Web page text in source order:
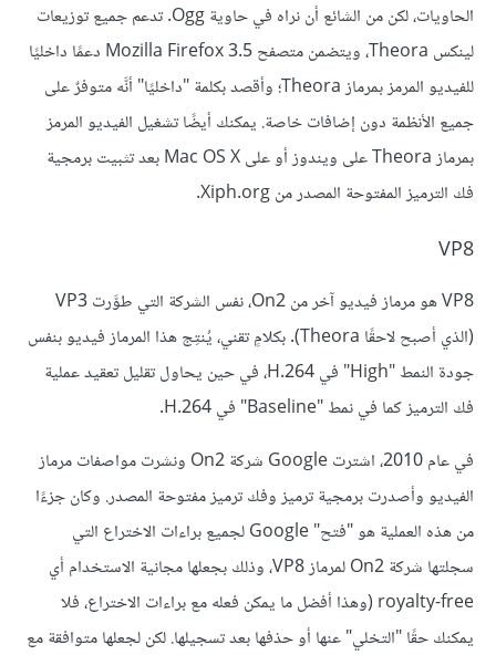
الحاويات، لكن من الشائع أن نراه في حاوية Ogg. تدعم جميع توزيعات
لينكس Theora، ويتضمن متصفح Mozilla Firefox 3.5 دعمًا داخليًا
للفيديو المرمز بمرماز Theora؛ وأقصد بكلمة "داخليًا" أنَّه متوفرٌ على
جميع الأنظمة دون إضافات خاصة. يمكنك أيضًا تشغيل الفيديو المرمز
بمرماز Theora على ويندوز أو على Mac OS X بعد تثبيت برمجية
فك الترميز المفتوحة المصدر من Xiph.org.
VP8
VP8 هو مرماز فيديو آخر من On2، نفس الشركة التي طوَّرت VP3
(الذي أصبح لاحقًا Theora). بكلامٍ تقني، يُنتِج هذا المرماز فيديو بنفس
جودة النمط "High" في H.264، في حين يحاول تقليل تعقيد عملية
فك الترميز كما في نمط "Baseline" في H.264.
في عام 2010، اشترت Google شركة On2 ونشرت مواصفات مرماز
الفيديو وأصدرت برمجية ترميز وفك ترميز مفتوحة المصدر. وكان جزءًا
من هذه العملية هو "فتح" Google لجميع براءات الاختراع التي
سجلتها شركة On2 لمرماز VP8، وذلك بجعلها مجانية الاستخدام أي
royalty-free (وهذا أفضل ما يمكن فعله مع براءات الاختراع، فلا
يمكنك حقًا "التخلي" عنها أو حذفها بعد تسجيلها. لكن لجعلها متوافقة مع